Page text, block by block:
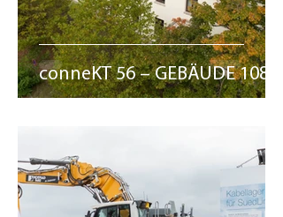
conneKT 56 – GEBÄUDE 108